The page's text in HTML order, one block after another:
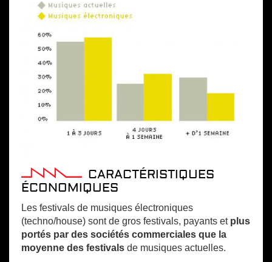
CARACTÉRISTIQUES
ÉCONOMIQUES
Les festivals de musiques électroniques
(techno/house) sont de gros festivals, payants et plus
portés par des sociétés commerciales que la
moyenne des festivals de musiques actuelles.